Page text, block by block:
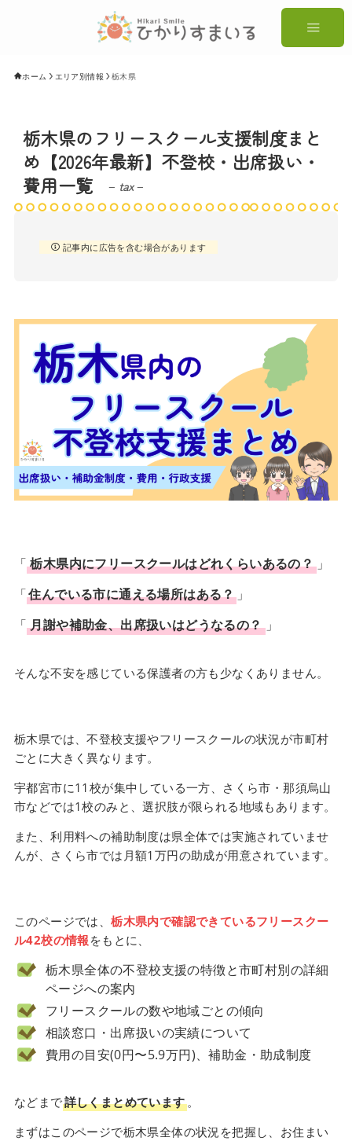
ホーム エリア別情報 栃木県
栃木県のフリースクール支援制度まと
め【2026年最新】不登校・出席扱い・
費用一覧
– tax –
記事内に広告を含む場合があります
「栃木県内にフリースクールはどれくらいあるの？ 」
「住んでいる市に通える場所はある？」
「月謝や補助金、出席扱いはどうなるの？」
そんな不安を感じている保護者の方も少なくありません。
栃木県では、不登校支援やフリースクールの状況が市町村
ごとに大きく異なります。
宇都宮市に11校が集中している一方、さくら市・那須烏山
市などでは1校のみと、選択肢が限られる地域もあります。
また、利用料への補助制度は県全体では実施されていませ
んが、さくら市では月額1万円の助成が用意されています。
このページでは、栃木県内で確認できているフリースクー
ル42校の情報 をもとに、
栃木県全体の不登校支援の特徴と市町村別の詳細
ページへの案内
フリースクールの数や地域ごとの傾向
相談窓口・出席扱いの実績について
費用の目安(0円〜5.9万円)、補助金・助成制度
などまで詳しくまとめています。
まずはこのページで栃木県全体の状況を把握し、お住まい